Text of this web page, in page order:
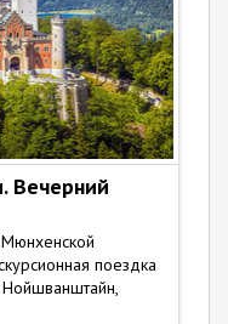
Вечерний
поездка